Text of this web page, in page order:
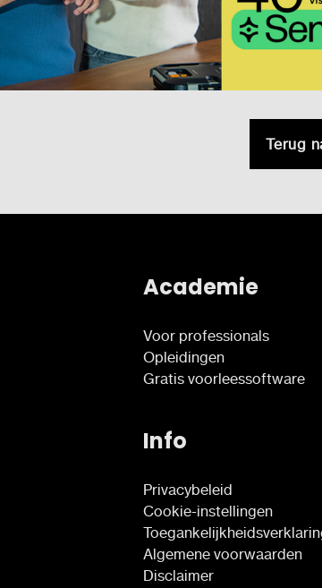
Terug
Academie
Voor professionals
Opleidingen
Gratis voorleessoftware
Info
Privacybeleid
Cookie-instellingen
Algemene voorwaarden
Disclaimer